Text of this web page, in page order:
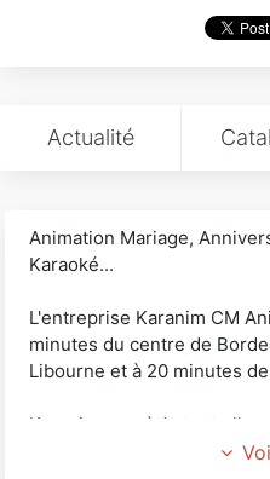
Actualité
Animation Mariage,
Karaoké...
L'entreprise Karanim CM
minutes du centre de
Libourne et à 20 minutes
Karanim possède toute
animer votre mariage,